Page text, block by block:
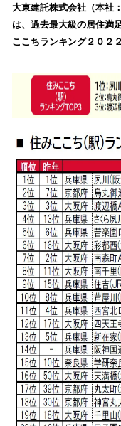
！
数
を
込
中
す
大東建託株式会社（本社
は、過去最大級の居住満
ここちランキング２０２